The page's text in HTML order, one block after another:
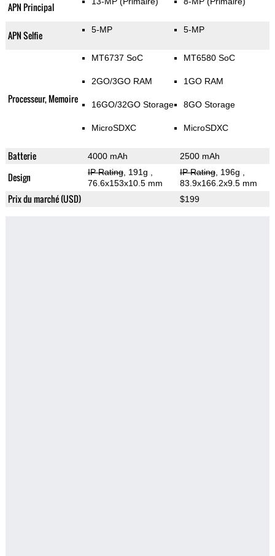
APN Principal
APN Selfie 5-MP 5-MP
Processeur, Memoire
MT6737 SoC
2GO/3GO RAM
16GO/32GO Storage
MicroSDXC
MT6580 SoC
1GO RAM
8GO Storage
MicroSDXC
Batterie 4000 mAh 2500 mAh
Design IP Rating, 191g
76.6x153x10.5 mm
IP Rating, 196g
83.9x166.2x9.5 mm
Prix du marché (USD) $199